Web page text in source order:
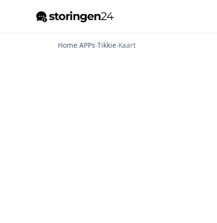
Home›APPs›Tikkie›Kaart